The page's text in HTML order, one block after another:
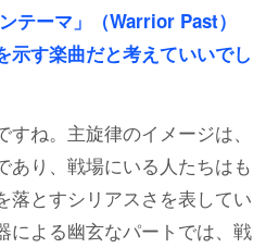
ーマ」（Warrior Past）
示す楽曲だと考えていいでし
すね。主旋律のイメージは、
あり、戦場にいる人たちはも
落とすシリアスさを表してい
による幽玄なパートでは、戦